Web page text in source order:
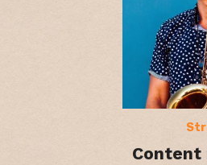
Content